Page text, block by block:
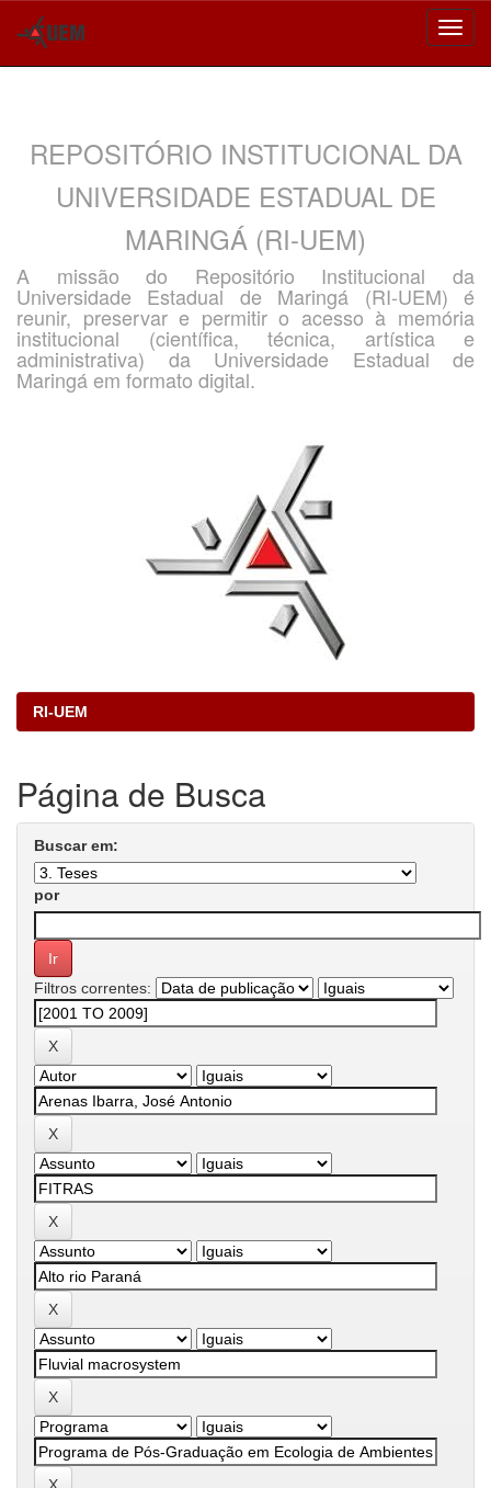
REPOSITÓRIO INSTITUCIONAL DA
UNIVERSIDADE ESTADUAL DE
MARINGÁ (RI-UEM)
A missão do Repositório Institucional da
Universidade Estadual de Maringá (RI-UEM) é
reunir, preservar e permitir o acesso à memória
institucional (científica, técnica, artística e
administrativa) da Universidade Estadual de
Maringá em formato digital.
RI-UEM
Página de Busca
Buscar em:
por
Filtros correntes: